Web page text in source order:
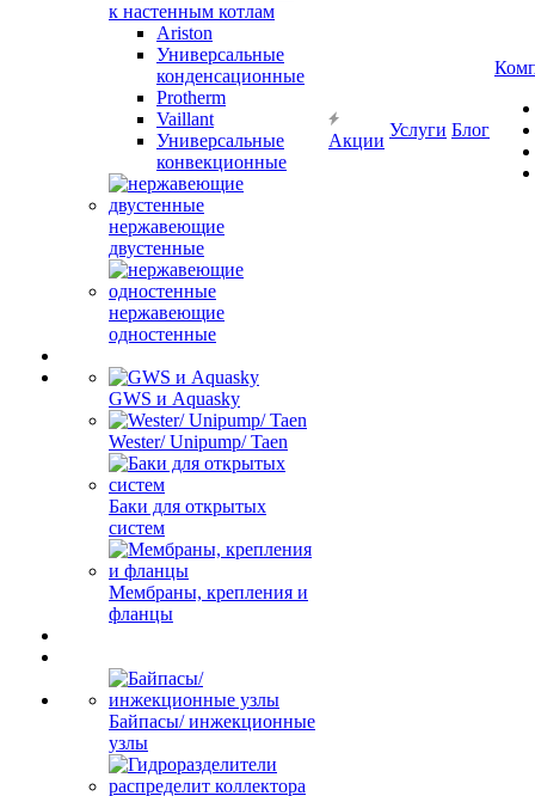
к настенным котлам
Ariston
Универсальные
конденсационные
Protherm
Vaillant
Универсальные
конвекционные
нержавеющие
двустенные
нержавеющие
одностенные
GWS и Aquasky
Wester/ Unipump/ Taen
Баки для открытых
систем
Мембраны, крепления и
фланцы
Байпасы/ инжекционные
узлы
Акции
Услуги Блог